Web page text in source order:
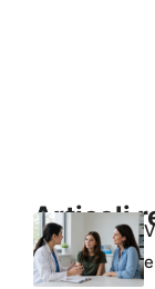
Articoli